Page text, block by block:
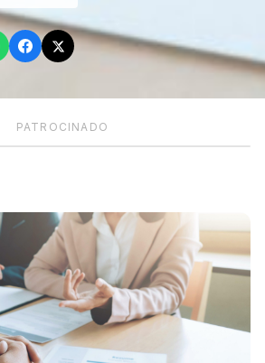
PATROCINADO